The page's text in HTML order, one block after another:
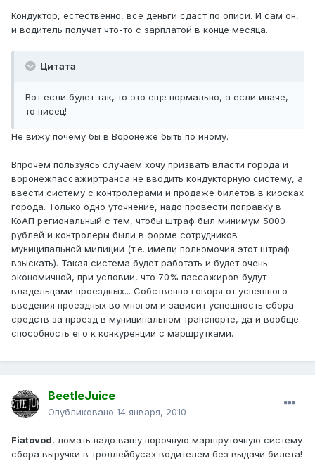
Кондуктор, естественно, все деньги сдаст по описи. И сам он,
и водитель получат что-то с зарплатой в конце месяца.
Цитата
Вот если будет так, то это еще нормально, а если иначе,
то писец!
Не вижу почему бы в Воронеже быть по иному.
Впрочем пользуясь случаем хочу призвать власти города и
воронежпассажиртранса не вводить кондукторную систему, а
ввести систему с контролерами и продаже билетов в киосках
города. Только одно уточнение, надо провести поправку в
КоАП региональный с тем, чтобы штраф был минимум 5000
рублей и контролеры были в форме сотрудников
муниципальной милиции (т.е. имели полномочия этот штраф
взыскать). Такая система будет работать и будет очень
экономичной, при условии, что 70% пассажиров будут
владельцами проездных... Собственно говоря от успешного
введения проездных во многом и зависит успешность сбора
средств за проезд в муниципальном транспорте, да и вообще
способность его к конкуренции с маршрутками.
BeetleJuice
Опубликовано 14 января, 2010
Fiatovod, ломать надо вашу порочную маршруточную систему
сбора выручки в троллейбусах водителем без выдачи билета!